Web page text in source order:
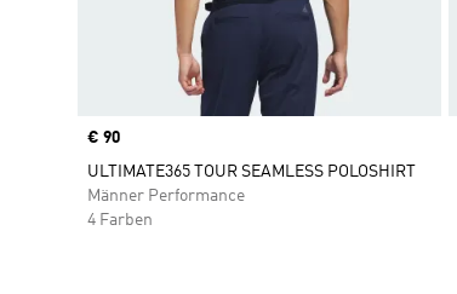
Price
€ 90
ULTIMATE365 TOUR SEAMLESS POLOSHIRT
Männer Performance
4 Farben